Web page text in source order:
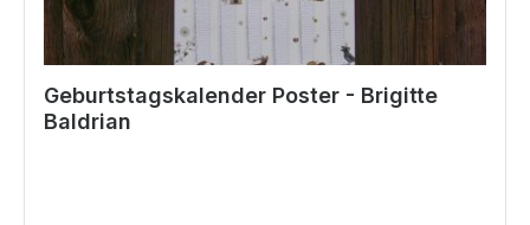
Geburtstagskalender Poster - Brigitte
Baldrian